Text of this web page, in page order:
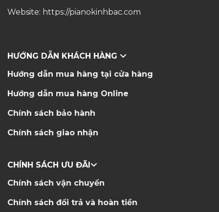
Website: https://pianokinhbac.com
HƯỚNG DẪN KHÁCH HÀNG
Hướng dẫn mua hàng tại cửa hàng
Hướng dẫn mua hàng Online
Chính sách bảo hành
Chính sách giao nhận
CHÍNH SÁCH ƯU ĐÃI
Chính sách vận chuyển
Chính sách đổi trả và hoàn tiền